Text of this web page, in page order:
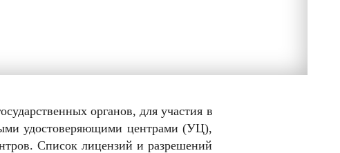
органов, для участия в
удостоверяющими центрами (УЦ),
Список лицензий и разрешений